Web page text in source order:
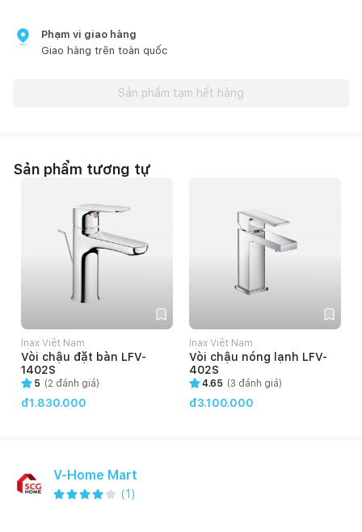
Phạm vi giao hàng
Giao hàng trên toàn quốc
Sản phẩm tạm hết hàng
Sản phẩm tương tự
Inax Việt Nam
Vòi chậu đặt bàn LFV-
1402S
5 (2 đánh giá)
đ1.830.000
Inax Việt Nam
Vòi chậu nóng lạnh LFV-
402S
4.65 (3 đánh giá)
đ3.100.000
V-Home Mart
(1 )